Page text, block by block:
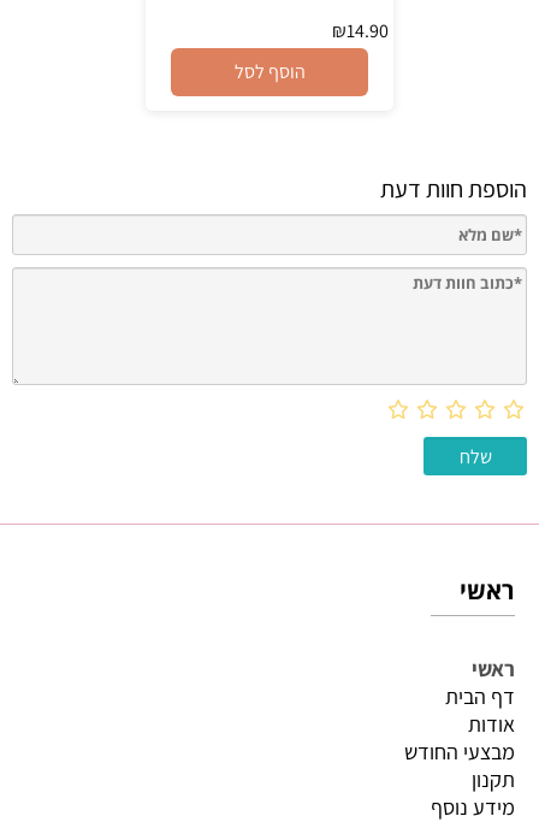
₪14.90
הוסף לסל
הוספת חוות דעת
ראשי
ראשי
דף הבית
אודות
מבצעי החודש
תקנון
מידע נוסף